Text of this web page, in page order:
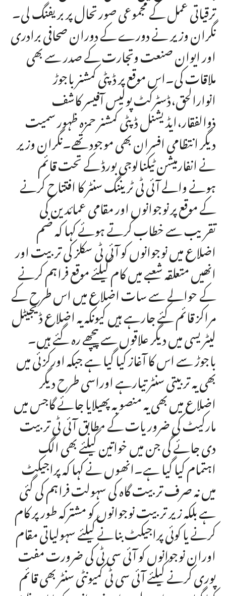
ترقیاتی عمل کے مجموعی صورتحال پر بریفنگ لی۔
نگران وزیر نے دورے کے دوران صحافی برادری
اور ایوان صنعت وتجارت کے صدر سے بھی
ملاقات کی۔اس موقع پر ڈپٹی کمشنر باجوڑ
انوارالحق،ڈسٹرکٹ پولیس آفیسر کاشف
ذوالفقار،ایڈیشنل ڈپٹی کمشنر حمزہ ظہور سمیت
دیگر انتظامی افسران بھی موجود تھے۔نگران وزیر
نے انفارمیشن ٹیکنالوجی بورڈ کے تحت قائم
ہونے والے آئی ٹی ٹریننگ سنٹر کا افتتاح کرنے
کے موقع پرنوجوانوں اور مقامی عمائدین کی
تقریب سے خطاب کرتے ہوئے کہا کہ ضم
اضلاع میں نوجوانوں کو آئی ٹی سکلز کی تربیت اور
انھیں متعلقہ شعبے میں کام کیلئے موقع فراہم کرنے
کے حوالے سے سات اضلاع میں اس طرح کے
مراکز قائم کئے جارہے ہیں کیونکہ یہ اضلاع ڈیجیٹل
لیٹریسی میں دیگر علاقوں سے پیچھے رہ گئے ہیں۔
باجوڑ سے اس کا آغاز کیا گیا ہے جبکہ اورکزئی میں
بھی یہ تربیتی سنٹر تیارہے اوراسی طرح دیگر
اضلاع میں بھی یہ منصوبہ پھیلایا جائے گاجس میں
مارکیٹ کی ضروریات کے مطابق آئی ٹی تربیت
دی جائے گی جن میں خواتین کیلئے بھی الگ
اہتمام کیا گیا ہے۔انھوں نے کہا کہ پراجیکٹ
میں نہ صرف تربیت گاہ کی سہولت فراہم کی گئی
ہے بلکہ زیر تربیت نوجوانوں کو مشترکہ طور پر کام
کرنے یا کوئی پراجیکٹ بنانے کیلئے سہولیاتی مقام
اوران نوجوانوں کو آئی سی ٹی کی ضرورت مفت
پوری کرنے کیلئے آئی سی ٹی کمیونٹی سنٹر بھی قائم